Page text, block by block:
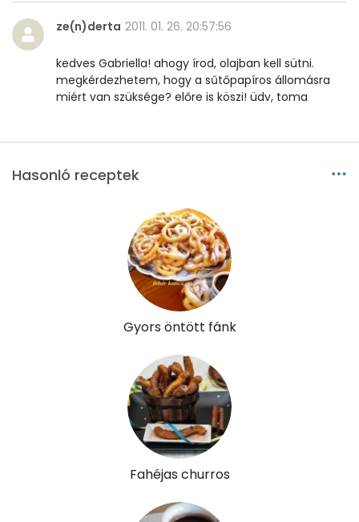
ze(n)derta 2011. 01. 26. 20:57:56
kedves Gabriella! ahogy írod, olajban kell sütni.
megkérdezhetem, hogy a sűtőpapíros állomásra
miért van szüksége? előre is köszi! üdv, toma
Hasonló receptek
Gyors öntött fánk
Fahéjas churros